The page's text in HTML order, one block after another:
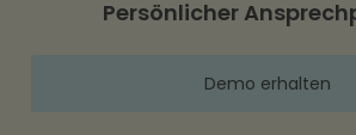
Persönlicher
Demo erhalten